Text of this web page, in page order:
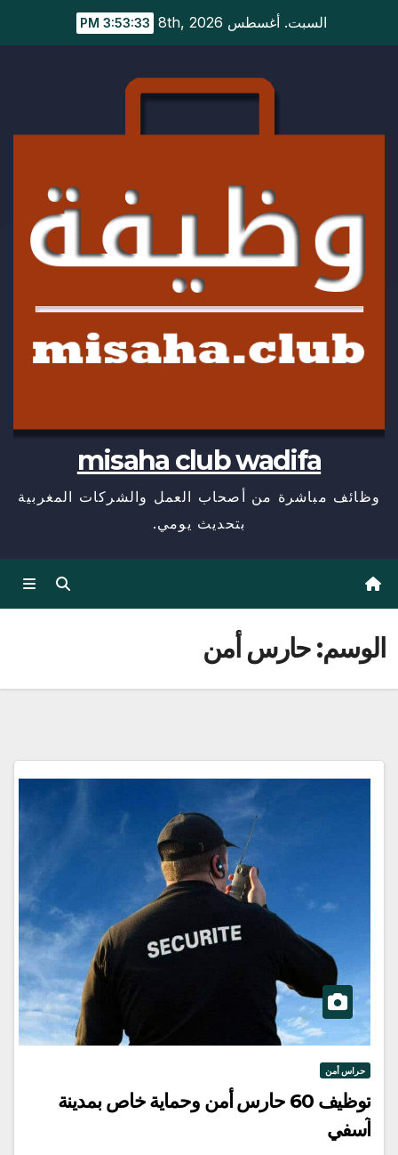
السبت. أغسطس 8th, 2026 3:53:33 PM
misaha club wadifa
وظائف مباشرة من أصحاب العمل والشركات المغربية
بتحديث يومي.
الوسم:حارس أمن
حراس أمن
توظيف 60 حارس أمن وحماية خاص بمدينة
آسفي